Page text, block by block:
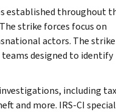
established throughout
strike forces focus on
actors. The strike
designed to identify
including tax
and more. IRS-CI special